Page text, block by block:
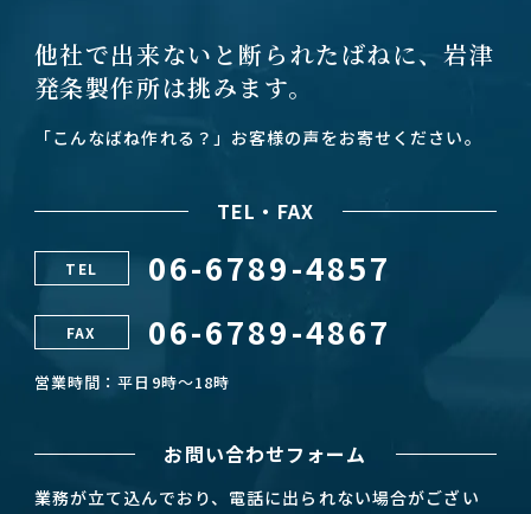
他社で出来ないと断られたばねに、岩津
発条製作所は挑みます。
「こんなばね作れる？」お客様の声をお寄せください。
TEL・FAX
TEL 06-6789-4857
FAX 06-6789-4867
営業時間：平日9時～18時
お問い合わせフォーム
業務が立て込んでおり、電話に出られない場合がござい